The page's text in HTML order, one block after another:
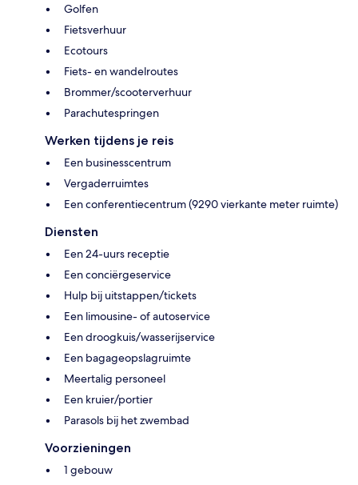
Golfen
Fietsverhuur
Ecotours
Fiets- en wandelroutes
Brommer/scooterverhuur
Parachutespringen
Werken tijdens je reis
Een businesscentrum
Vergaderruimtes
Een conferentiecentrum (9290 vierkante meter ruimte)
Diensten
Een 24-uurs receptie
Een conciërgeservice
Hulp bij uitstappen/tickets
Een limousine- of autoservice
Een droogkuis/wasserijservice
Een bagageopslagruimte
Meertalig personeel
Een kruier/portier
Parasols bij het zwembad
Voorzieningen
1 gebouw